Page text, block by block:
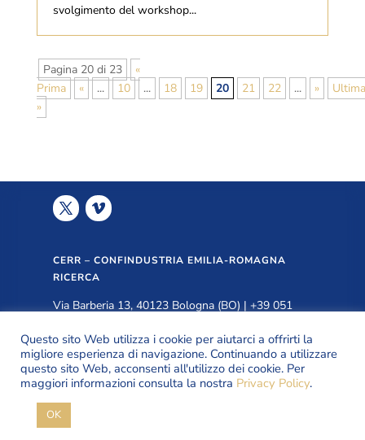
svolgimento del workshop...
Pagina 20 di 23
«
Prima
« ... 10 ... 18 19 20 21 22 ... »
Ultima
»
CERR – CONFINDUSTRIA EMILIA-ROMAGNA
RICERCA
Via Barberia 13, 40123 Bologna (BO) | +39 051
PRIVACY POLICY
Questo sito Web utilizza i cookie per aiutarci a offrirti la
migliore esperienza di navigazione. Continuando a utilizzare
questo sito Web, acconsenti all'utilizzo dei cookie. Per
maggiori informazioni consulta la nostra Privacy Policy.
OK